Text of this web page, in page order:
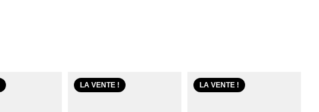
LA VENTE ! LA VENTE !